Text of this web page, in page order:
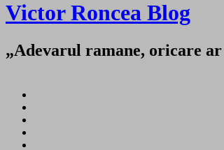
Victor Roncea Blog
„Adevarul ramane, oricare